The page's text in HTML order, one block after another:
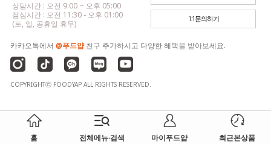
홈 전체메뉴·검색 마이푸드얍 최근본상품
상담시간 : 오전 9:00 ~ 오후 05:00
점심시간 : 오전 11:30 - 오후 01:00
(토, 일, 공휴일 휴무)
1:1문의하기
카카오톡에서 @푸드얍친구 추가하시고 다양한 혜택을 받아보세요.
COPYRIGHTⓒ FOODYAP ALL RIGHTS RESERVED.